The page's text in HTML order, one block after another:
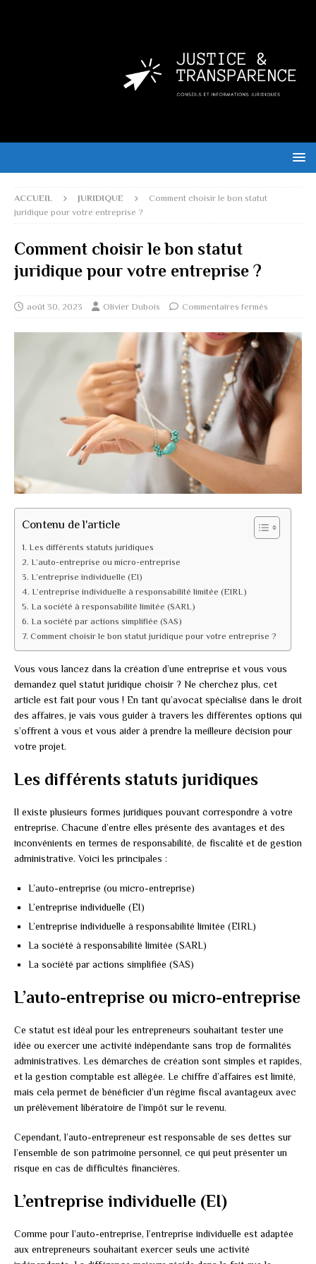
ACCUEIL JURIDIQUE
Comment choisir le bon statut
juridique pour votre entreprise ?
Comment choisir le bon statut
juridique pour votre entreprise ?
août 30, 2023 Olivier Dubois Commentaires fermés
Contenu de l'article
Les différents statuts juridiques
L’auto-entreprise ou micro-entreprise
L’entreprise individuelle (EI)
L’entreprise individuelle à responsabilité limitée (EIRL)
La société à responsabilité limitée (SARL)
La société par actions simplifiée (SAS)
Comment choisir le bon statut juridique pour votre entreprise ?
Vous vous lancez dans la création d’une entreprise et vous vous
demandez quel statut juridique choisir ? Ne cherchez plus, cet
article est fait pour vous ! En tant qu’avocat spécialisé dans le droit
des affaires, je vais vous guider à travers les différentes options qui
s’offrent à vous et vous aider à prendre la meilleure décision pour
votre projet.
Les différents statuts juridiques
Il existe plusieurs formes juridiques pouvant correspondre à votre
entreprise. Chacune d’entre elles présente des avantages et des
inconvénients en termes de responsabilité, de fiscalité et de gestion
administrative. Voici les principales :
L’auto-entreprise (ou micro-entreprise)
L’entreprise individuelle (EI)
L’entreprise individuelle à responsabilité limitée (EIRL)
La société à responsabilité limitée (SARL)
La société par actions simplifiée (SAS)
L’auto-entreprise ou micro-entreprise
Ce statut est idéal pour les entrepreneurs souhaitant tester une
idée ou exercer une activité indépendante sans trop de formalités
administratives. Les démarches de création sont simples et rapides,
et la gestion comptable est allégée. Le chiffre d’affaires est limité,
mais cela permet de bénéficier d’un régime fiscal avantageux avec
un prélèvement libératoire de l’impôt sur le revenu.
Cependant, l’auto-entrepreneur est responsable de ses dettes sur
l’ensemble de son patrimoine personnel, ce qui peut présenter un
risque en cas de difficultés financières.
L’entreprise individuelle (EI)
Comme pour l’auto-entreprise, l’entreprise individuelle est adaptée
aux entrepreneurs souhaitant exercer seuls une activité